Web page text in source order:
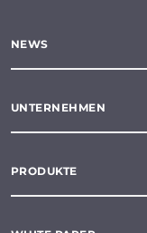
NEWS
UNTERNEHMEN
PRODUKTE